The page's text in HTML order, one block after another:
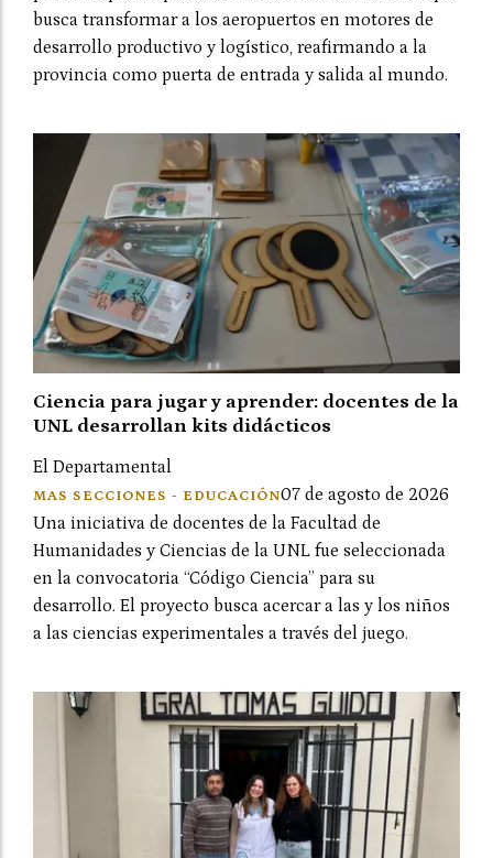
busca transformar a los aeropuertos en motores de
desarrollo productivo y logístico, reafirmando a la
provincia como puerta de entrada y salida al mundo.
Ciencia para jugar y aprender: docentes de la
UNL desarrollan kits didácticos
El Departamental
MAS SECCIONES - EDUCACIÓN07 de agosto de 2026
Una iniciativa de docentes de la Facultad de
Humanidades y Ciencias de la UNL fue seleccionada
en la convocatoria “Código Ciencia” para su
desarrollo. El proyecto busca acercar a las y los niños
a las ciencias experimentales a través del juego.